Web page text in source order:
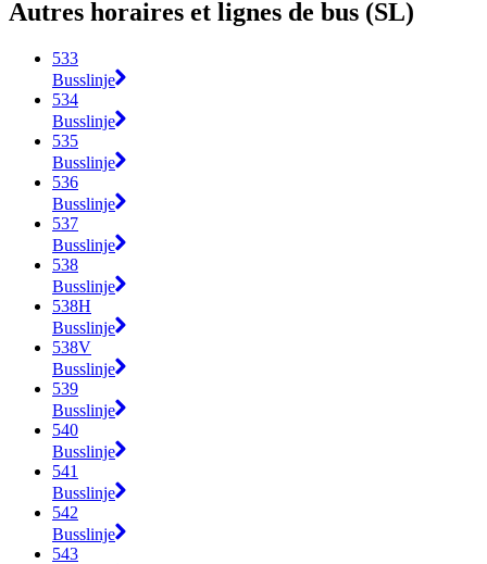
Autres horaires et lignes de bus (SL)
533
Busslinje
534
Busslinje
535
Busslinje
536
Busslinje
537
Busslinje
538
Busslinje
538H
Busslinje
538V
Busslinje
539
Busslinje
540
Busslinje
541
Busslinje
542
Busslinje
543